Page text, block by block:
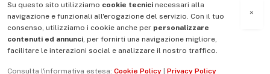
MENU
La Nostra Storia
×
Su questo sito utilizziamo cookie tecnici necessari alla
navigazione e funzionali all'erogazione del servizio. Con il tuo
consenso, utilizziamo i cookie anche per personalizzare
contenuti ed annunci, per fornirti una navigazione migliore,
facilitare le interazioni social e analizzare il nostro traffico.
Consulta l'informativa estesa: Cookie Policy Privacy Policy